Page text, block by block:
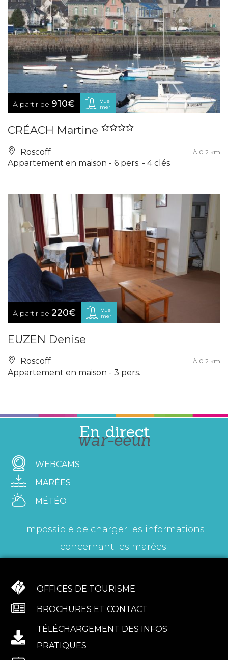
À partir de 910€
Vue
mer
CRÉACH Martine
Roscoff À 0.2 km
Appartement en maison - 6 pers. - 4 clés
À partir de 220€
Vue
mer
EUZEN Denise
Roscoff À 0.2 km
Appartement en maison - 3 pers.
En direct
war-eeun
WEBCAMS
MARÉES
MÉTÉO
Impossible de charger les informations
concernant les marées.
OFFICES DE TOURISME
BROCHURES ET CONTACT
TÉLÉCHARGEMENT DES INFOS
PRATIQUES